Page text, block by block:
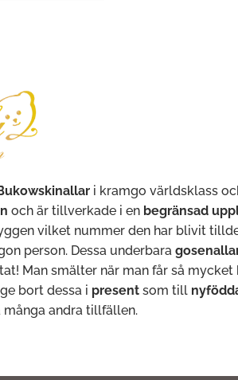
i kramgo världsklass
och är tillverkade i en begränsad
vilket nummer den har blivit
person. Dessa underbara
Man smälter när man får så
bort dessa i present som till
många andra tillfällen.